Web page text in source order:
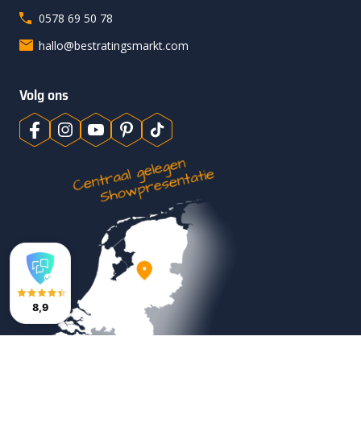
0578 69 50 78
hallo@bestratingsmarkt.com
Volg ons
8,9